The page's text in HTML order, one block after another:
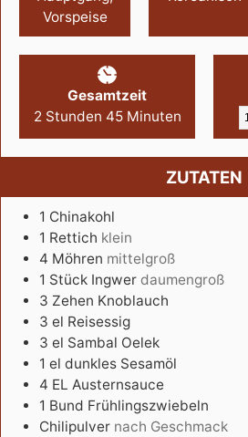
Vorspeise
Gesamtzeit
2 Stunden 45 Minuten
ZUTATEN
1 Chinakohl
1 Rettich klein
4 Möhren mittelgroß
1 Stück Ingwer daumengroß
3 Zehen Knoblauch
3 el Reisessig
3 el Sambal Oelek
1 el dunkles Sesamöl
4 EL Austernsauce
1 Bund Frühlingszwiebeln
Chilipulver nach Geschmack